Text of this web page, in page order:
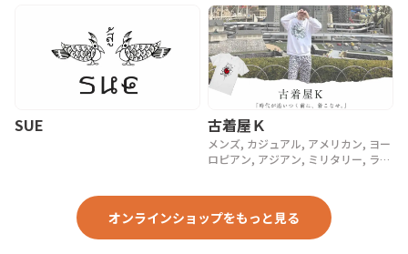
SUE 古着屋Ｋ
メンズ, カジュアル, アメリカン, ヨー
ロピアン, アジアン, ミリタリー, ラグ
オンラインショップをもっと見る